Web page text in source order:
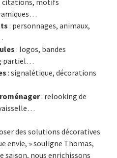
citations, motifs
: personnages, animaux,
: logos, bandes
partiel…
: signalétique, décorations
: relooking de
des solutions décoratives
envie, » souligne Thomas,
saison, nous enrichissons